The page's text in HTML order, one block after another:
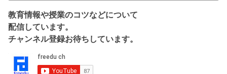
教育情報や授業のコツなどについて
配信しています。
チャンネル登録お待ちしています。